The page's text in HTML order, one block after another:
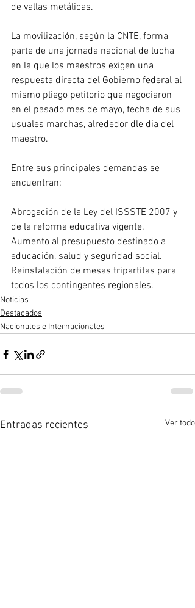
de vallas metálicas.
La movilización, según la CNTE, forma
parte de una jornada nacional de lucha
en la que los maestros exigen una
respuesta directa del Gobierno federal al
mismo pliego petitorio que negociaron
en el pasado mes de mayo, fecha de sus
usuales marchas, alrededor dle dia del
maestro.
Entre sus principales demandas se
encuentran:
Abrogación de la Ley del ISSSTE 2007 y
de la reforma educativa vigente.
Aumento al presupuesto destinado a
educación, salud y seguridad social.
Reinstalación de mesas tripartitas para
todos los contingentes regionales.
Noticias
Destacados
Nacionales e Internacionales
Entradas recientes Ver todo